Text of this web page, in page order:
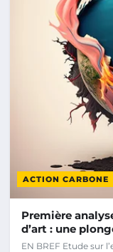
ACTION CARBONE
Première
d’art : une
EN BREF Etude sur